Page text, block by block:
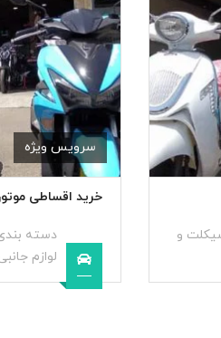
و
سرویس ویژه
خرید اقساطی
دسته
لوازم